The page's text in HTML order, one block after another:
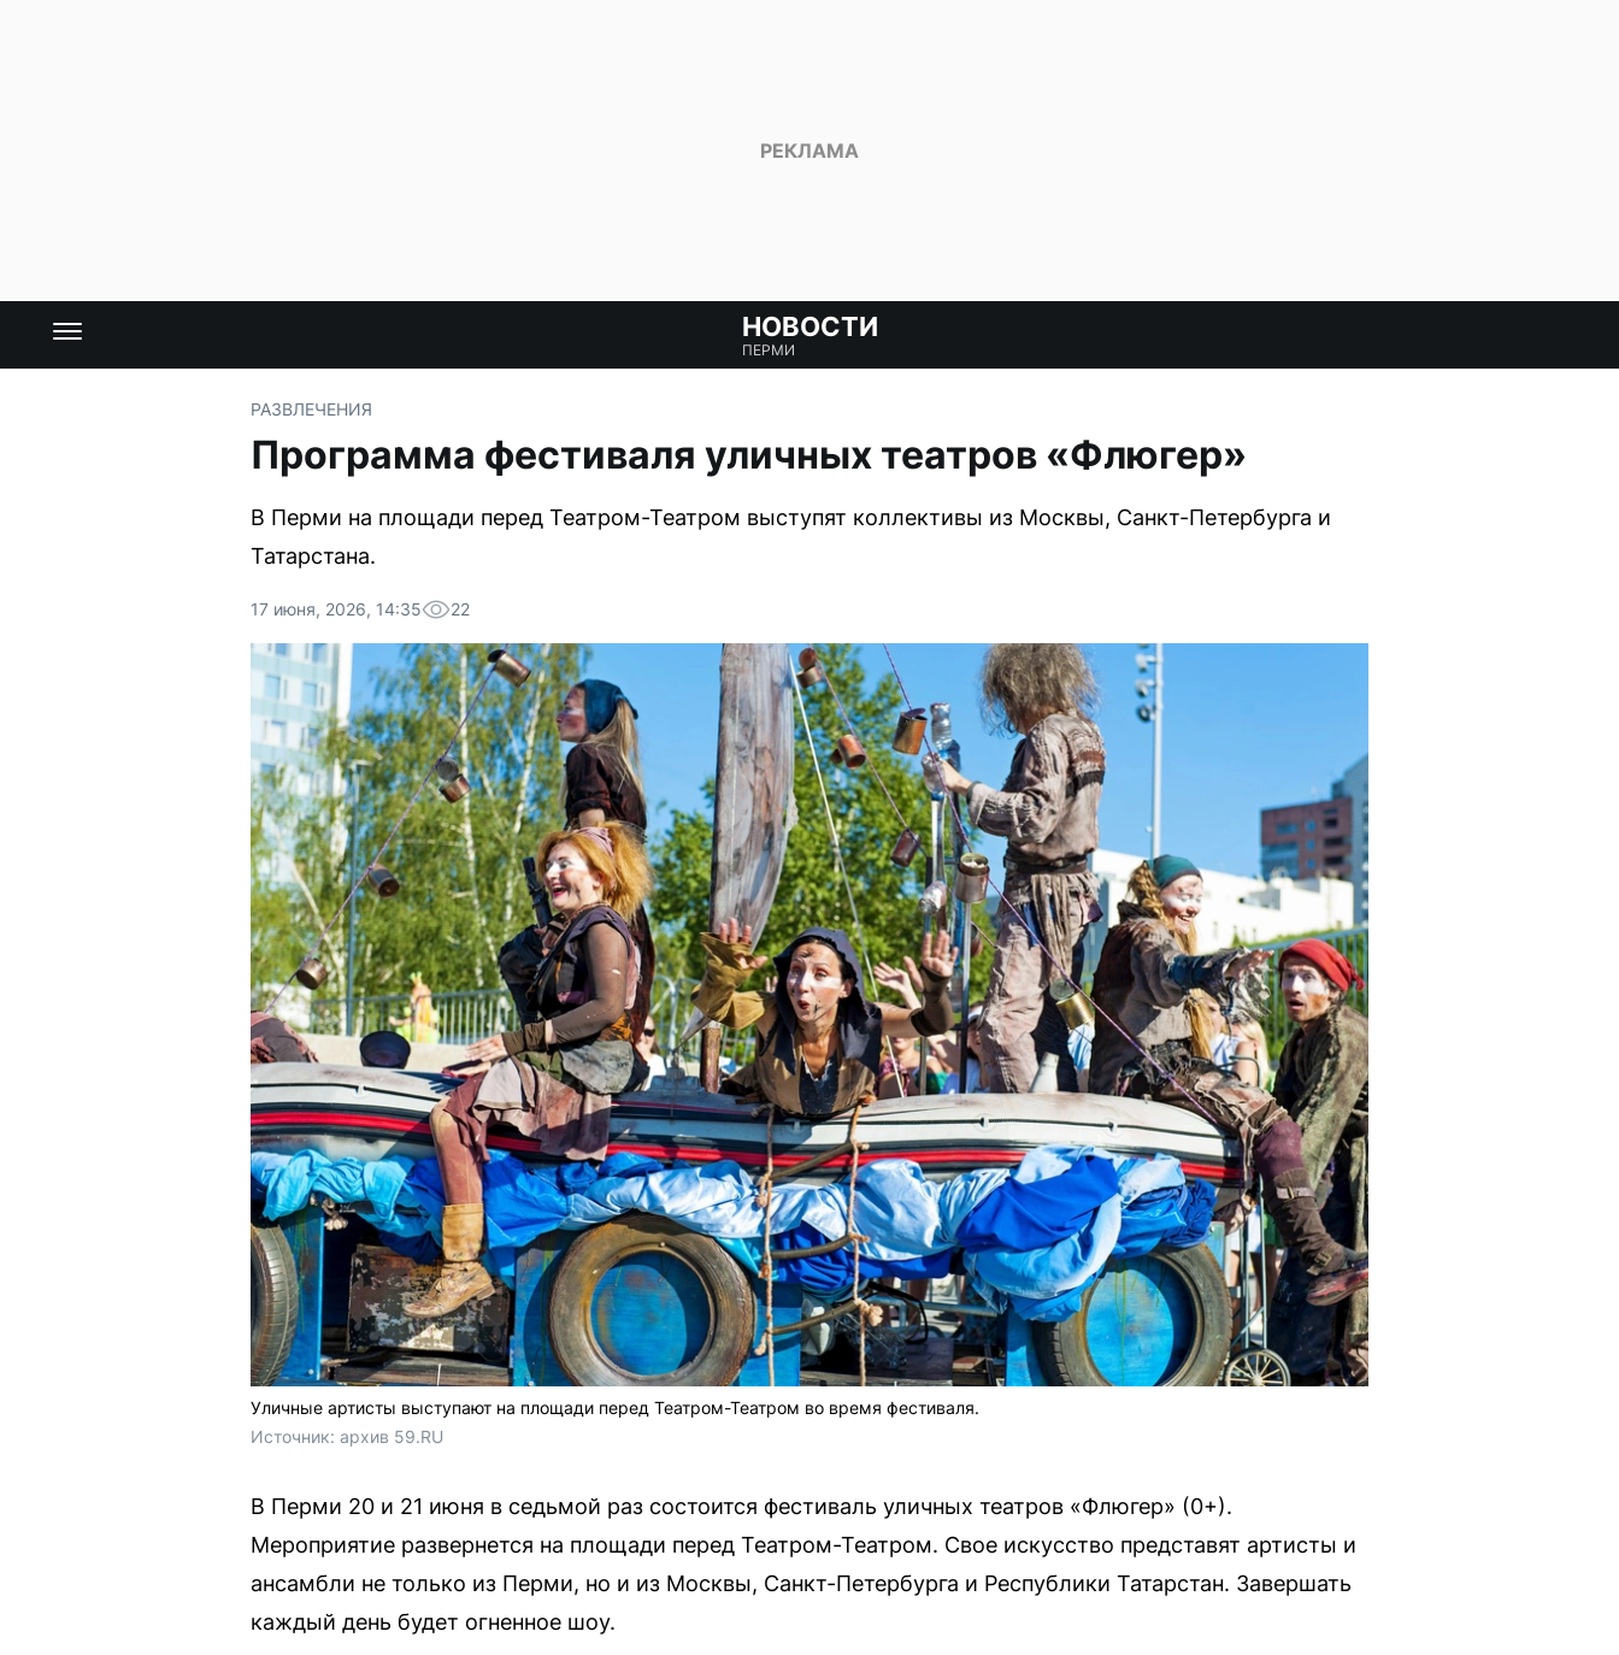
НОВОСТИ
ПЕРМИ
РАЗВЛЕЧЕНИЯ
Программа фестиваля уличных театров «Флюгер»
В Перми на площади перед Театром-Театром выступят коллективы из Москвы, Санкт-Петербурга и
Татарстана.
17 июня, 2026, 14:35 22
Уличные артисты выступают на площади перед Театром-Театром во время фестиваля.
Источник: архив 59.RU
В Перми 20 и 21 июня в седьмой раз состоится фестиваль уличных театров «Флюгер» (0+).
Мероприятие развернется на площади перед Театром-Театром. Свое искусство представят артисты и
ансамбли не только из Перми, но и из Москвы, Санкт-Петербурга и Республики Татарстан. Завершать
каждый день будет огненное шоу.